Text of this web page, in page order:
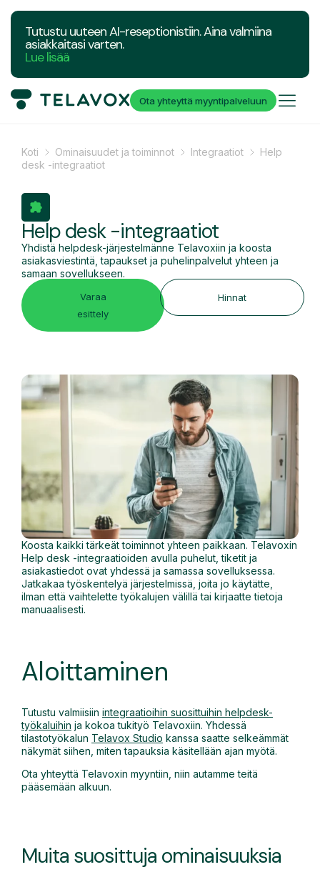
Tutustu uuteen AI-reseptionistiin. Aina valmiina
asiakkaitasi varten.
Lue lisää
Ota yhteyttä myyntipalveluun
Koti Ominaisuudet ja toiminnot Integraatiot
Help
desk -integraatiot
Help desk -integraatiot
Yhdistä helpdesk-järjestelmänne Telavoxiin ja koosta
asiakasviestintä, tapaukset ja puhelinpalvelut yhteen ja
samaan sovellukseen.
Varaa
esittely
Hinnat
Koosta kaikki tärkeät toiminnot yhteen paikkaan. Telavoxin
Help desk -integraatioiden avulla puhelut, tiketit ja
asiakastiedot ovat yhdessä ja samassa sovelluksessa.
Jatkakaa työskentelyä järjestelmissä, joita jo käytätte,
ilman että vaihtelette työkalujen välillä tai kirjaatte tietoja
manuaalisesti.
Aloittaminen
Tutustu valmiisiin integraatioihin suosittuihin helpdesk-
työkaluihin ja kokoa tukityö Telavoxiin. Yhdessä
tilastotyökalun Telavox Studio kanssa saatte selkeämmät
näkymät siihen, miten tapauksia käsitellään ajan myötä.
Ota yhteyttä Telavoxin myyntiin, niin autamme teitä
pääsemään alkuun.
Muita suosittuja ominaisuuksia